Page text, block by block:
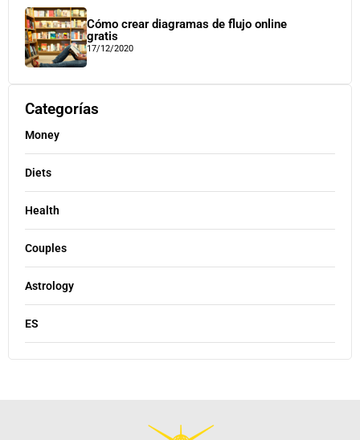
Cómo crear diagramas de flujo online
gratis
17/12/2020
Categorías
Money
Diets
Health
Couples
Astrology
ES